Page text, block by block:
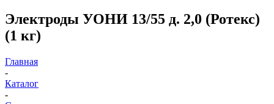
Электроды УОНИ 13/55 д. 2,0 (Ротекс)
(1 кг)
Главная
-
Каталог
-